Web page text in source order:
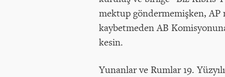
mektup göndermemişken, AP
kaybetmeden AB
kesin.
Yunanlar ve Rumlar 19.